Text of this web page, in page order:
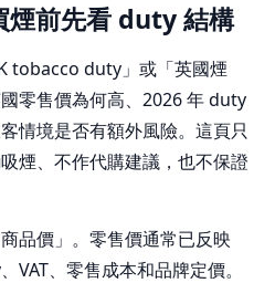
煙前先看 duty 結構
tobacco duty」或「英國煙
零售價為何高、2026 年 duty
情境是否有額外風險。這頁只
煙、不作代購建議，也不保證
品價」。零售價通常已反映
、零售成本和品牌定價。